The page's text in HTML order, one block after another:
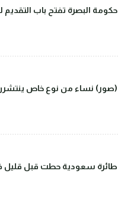
حكومة البصرة تفتح باب
(صور) نساء من نوع خاص
طائرة سعودية حطت قبل قليل